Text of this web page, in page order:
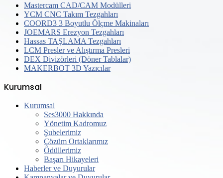
Mastercam CAD/CAM Modülleri
YCM CNC Takım Tezgahları
COORD3 3 Boyutlu Ölçme Makinaları
JOEMARS Erezyon Tezgahları
Hassas TAŞLAMA Tezgahları
LCM Presler ve Alıştırma Presleri
DEX Divizörleri (Döner Tablalar)
MAKERBOT 3D Yazıcılar
Kurumsal
Kurumsal
Ses3000 Hakkında
Yönetim Kadromuz
Şubelerimiz
Çözüm Ortaklarımız
Ödüllerimiz
Başarı Hikayeleri
Haberler ve Duyurular